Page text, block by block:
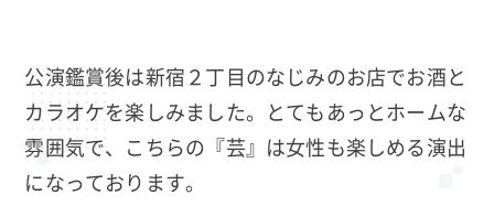
公演鑑賞後は新宿２丁目のなじみのお店でお酒と
カラオケを楽しみました。とてもあっとホームな
雰囲気で、こちらの『芸』は女性も楽しめる演出
になっております。